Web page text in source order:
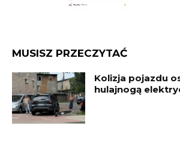
MUSISZ PRZECZYTAĆ
Kolizja pojazdu
hulajnogą